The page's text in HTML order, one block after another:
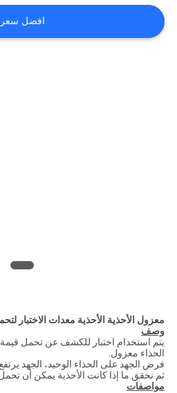
اطلب
افضل سعر
معزول الأحذية الأحذية معدات الاختبار
وصف
يتم استخدام اختبار للكشف عن تحمل قيمة
الحذاء معزول.
فرض الجهد على الحذاء الوحيد، الجهد
ثم تحقق ما إذا كانت الأحذية يمكن أن
مواصفات